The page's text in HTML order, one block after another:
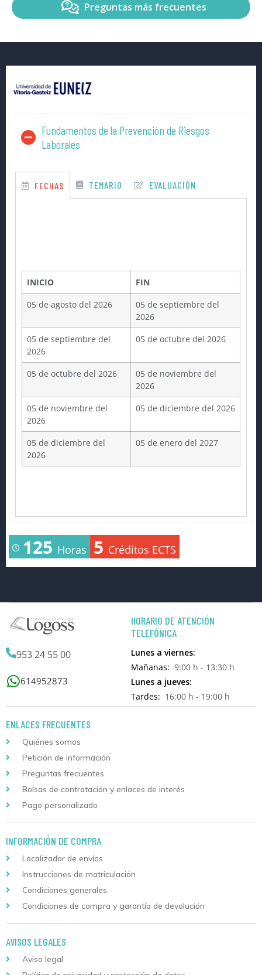
Preguntas más frecuentes
Fundamentos de la Prevención de Riesgos
Laborales
FECHAS TEMARIO EVALUACIÓN
INICIO
FIN
05 de agosto del 2026
05 de septiembre del
2026
05 de septiembre del
2026
05 de octubre del 2026
05 de octubre del 2026
05 de noviembre del
2026
05 de noviembre del
2026
05 de diciembre del 2026
05 de diciembre del
2026
05 de enero del 2027
125 Horas 5 Créditos ECTS
953 24 55 00
614952873
HORARIO DE ATENCIÓN
TELEFÓNICA
Lunes a viernes:
Mañanas: 9:00 h - 13:30 h
Lunes a jueves:
Tardes: 16:00 h - 19:00 h
ENLACES FRECUENTES
Quiénes somos
Petición de información
Preguntas frecuentes
Bolsas de contratación y enlaces de interés
Pago personalizado
INFORMACIÓN DE COMPRA
Localizador de envíos
Instrucciones de matriculación
Condiciones generales
Condiciones de compra y garantía de devolución
AVISOS LEGALES
Aviso legal